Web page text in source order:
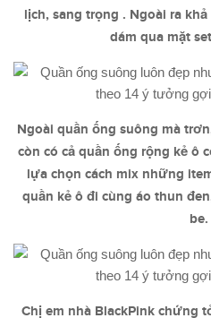
lịch, sang trọng . Ngoài ra
dám qua mặt
Ngoài quần ống suông mà
còn có cả quần ống rộng kẻ ô
lựa chọn cách mix những
quần kẻ ô đi cùng áo thun
be.
Chị em nhà BlackPink chứng